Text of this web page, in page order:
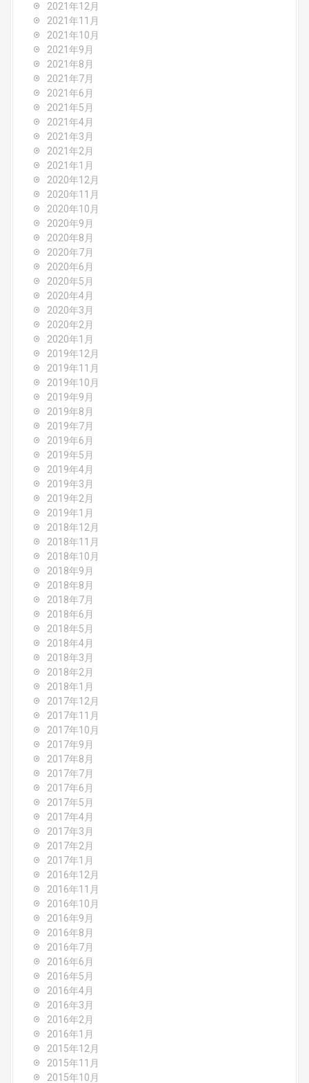
2021年12月
2021年11月
2021年10月
2021年9月
2021年8月
2021年7月
2021年6月
2021年5月
2021年4月
2021年3月
2021年2月
2021年1月
2020年12月
2020年11月
2020年10月
2020年9月
2020年8月
2020年7月
2020年6月
2020年5月
2020年4月
2020年3月
2020年2月
2020年1月
2019年12月
2019年11月
2019年10月
2019年9月
2019年8月
2019年7月
2019年6月
2019年5月
2019年4月
2019年3月
2019年2月
2019年1月
2018年12月
2018年11月
2018年10月
2018年9月
2018年8月
2018年7月
2018年6月
2018年5月
2018年4月
2018年3月
2018年2月
2018年1月
2017年12月
2017年11月
2017年10月
2017年9月
2017年8月
2017年7月
2017年6月
2017年5月
2017年4月
2017年3月
2017年2月
2017年1月
2016年12月
2016年11月
2016年10月
2016年9月
2016年8月
2016年7月
2016年6月
2016年5月
2016年4月
2016年3月
2016年2月
2016年1月
2015年12月
2015年11月
2015年10月